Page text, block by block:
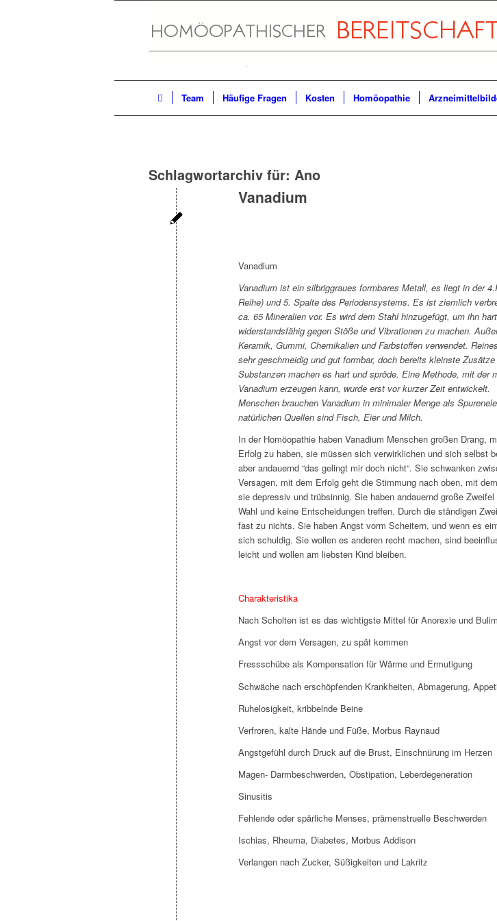
Team Häufige Fragen Kosten Homöopathie
Schlagwortarchiv für: Ano
Vanadium
Vanadium
Vanadium ist ein silbriggraues formbares Metall, es liegt in der
Reihe) und 5. Spalte des Periodensystems. Es ist ziemlich
ca. 65 Mineralien vor. Es wird dem Stahl hinzugefügt, um ihn
widerstandsfähig gegen Stöße und Vibrationen zu machen.
Keramik, Gummi, Chemikalien und Farbstoffen verwendet.
sehr geschmeidig und gut formbar, doch bereits kleinste
Substanzen machen es hart und spröde. Eine Methode, mit der
Vanadium erzeugen kann, wurde erst vor kurzer Zeit
Menschen brauchen Vanadium in minimaler Menge als
natürlichen Quellen sind Fisch, Eier und Milch.
In der Homöopathie haben Vanadium Menschen großen Drang,
Erfolg zu haben, sie müssen sich verwirklichen und sich selbst
aber andauernd “das gelingt mir doch nicht“. Sie schwanken
Versagen, mit dem Erfolg geht die Stimmung nach oben, mit
sie depressiv und trübsinnig. Sie haben andauernd große
Wahl und keine Entscheidungen treffen. Durch die ständigen
fast zu nichts. Sie haben Angst vorm Scheitern, und wenn es
sich schuldig. Sie wollen es anderen recht machen, sind
leicht und wollen am liebsten Kind bleiben.
Charakteristika
Nach Scholten ist es das wichtigste Mittel für Anorexie und
Angst vor dem Versagen, zu spät kommen
Fressschübe als Kompensation für Wärme und Ermutigung
Schwäche nach erschöpfenden Krankheiten, Abmagerung,
Ruhelosigkeit, kribbelnde Beine
Verfroren, kalte Hände und Füße, Morbus Raynaud
Angstgefühl durch Druck auf die Brust, Einschnürung im Herzen
Magen- Darmbeschwerden, Obstipation, Leberdegeneration
Sinusitis
Fehlende oder spärliche Menses, prämenstruelle Beschwerden
Ischias, Rheuma, Diabetes, Morbus Addison
Verlangen nach Zucker, Süßigkeiten und Lakritz